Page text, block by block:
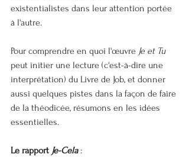
existentialistes dans leur attention portée
à l'autre.
Pour comprendre en quoi l'œuvre Je et Tu
peut initier une lecture (c'est-à-dire une
interprétation) du Livre de Job, et donner
aussi quelques pistes dans la façon de faire
de la théodicée, résumons en les idées
essentielles.
Le rapport Je-Cela :